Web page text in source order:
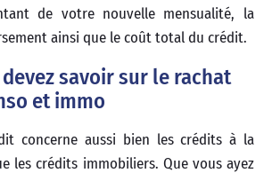
de votre nouvelle mensualité, la
ainsi que le coût total du crédit.
savoir sur le rachat
et immo
concerne aussi bien les crédits à la
les crédits immobiliers. Que vous ayez